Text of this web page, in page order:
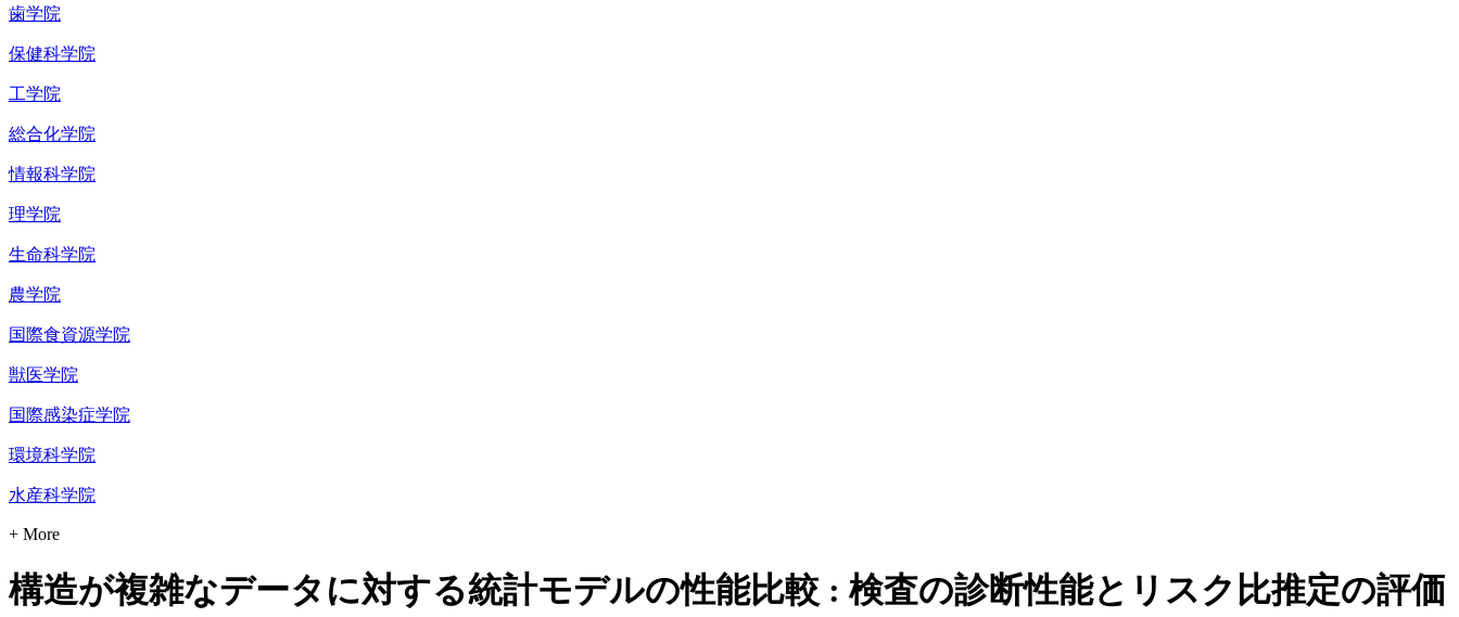
歯学院
保健科学院
工学院
総合化学院
情報科学院
理学院
生命科学院
農学院
国際食資源学院
獣医学院
国際感染症学院
環境科学院
水産科学院
+ More
構造が複雑なデータに対する統計モデルの性能比較 : 検査の診断性能とリスク比推定の評価